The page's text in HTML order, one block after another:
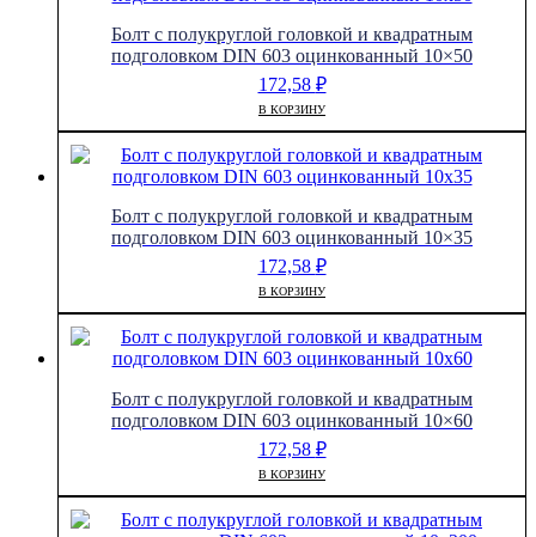
Болт с полукруглой головкой и квадратным
подголовком DIN 603 оцинкованный 10×50
172,58 ₽
В КОРЗИНУ
Болт с полукруглой головкой и квадратным
подголовком DIN 603 оцинкованный 10×35
172,58 ₽
В КОРЗИНУ
Болт с полукруглой головкой и квадратным
подголовком DIN 603 оцинкованный 10×60
172,58 ₽
В КОРЗИНУ